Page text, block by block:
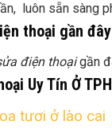
luôn sẵn sàng
thoại gần
điện thoạigần
Uy Tín Ở
tươi ở lào cai